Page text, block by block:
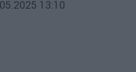
13:10